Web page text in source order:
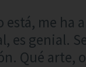
está, me ha
es genial.
Qué arte,